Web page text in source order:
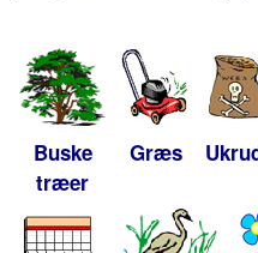
Buske
træer
Græs